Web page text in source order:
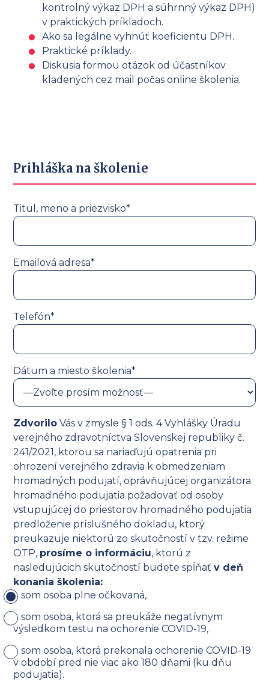
kontrolný výkaz DPH a súhrnný výkaz DPH)
v praktických príkladoch.
Ako sa legálne vyhnúť koeficientu DPH.
Praktické príklady.
Diskusia formou otázok od účastníkov
kladených cez mail počas online školenia.
Prihláška na školenie
Titul, meno a priezvisko*
Emailová adresa*
Telefón*
Dátum a miesto školenia*
Zdvorilo Vás v zmysle § 1 ods. 4 Vyhlášky Úradu
verejného zdravotníctva Slovenskej republiky č.
241/2021, ktorou sa nariaďujú opatrenia pri
ohrození verejného zdravia k obmedzeniam
hromadných podujatí, oprávňujúcej organizátora
hromadného podujatia požadovať od osoby
vstupujúcej do priestorov hromadného podujatia
predloženie príslušného dokladu, ktorý
preukazuje niektorú zo skutočností v tzv. režime
OTP, prosíme o informáciu, ktorú z
nasledujúcich skutočností budete spĺňaťv deň
konania školenia:
som osoba plne očkovaná,
som osoba, ktorá sa preukáže negatívnym
výsledkom testu na ochorenie COVID-19,
som osoba, ktorá prekonala ochorenie COVID-19
v období pred nie viac ako 180 dňami (ku dňu
podujatia).